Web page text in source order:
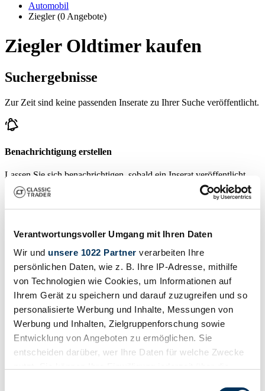
Verantwortungsvoller Umgang mit Ihren Daten
Wir und unsere 1022 Partner verarbeiten Ihre
persönlichen Daten, wie z. B. Ihre IP-Adresse, mithilfe
von Technologien wie Cookies, um Informationen auf
Ihrem Gerät zu speichern und darauf zuzugreifen und so
personalisierte Werbung und Inhalte, Messungen von
Werbung und Inhalten, Zielgruppenforschung sowie
Entwicklung von Angeboten zu ermöglichen. Sie
entscheiden darüber, wer Ihre Daten für welche Zwecke
Automobil
Ziegler(0 Angebote)
Ziegler Oldtimer kaufen
Suchergebnisse
Zur Zeit sind keine passenden Inserate zu Ihrer Suche veröffentlicht.
Benachrichtigung erstellen
Lassen Sie sich benachrichtigen, sobald ein Inserat veröffentlicht
wird, das Ihren Suchkriterien entspricht.
Suchauftrag einrichten
Fahrzeug inserieren
Sie haben einen Ziegler, den Sie verkaufen wollen? Dann erstellen
Sie jetzt ein Inserat.
Fahrzeug inserieren
Bald endende Auktionen
Alle Auktionen ansehen
Auktion